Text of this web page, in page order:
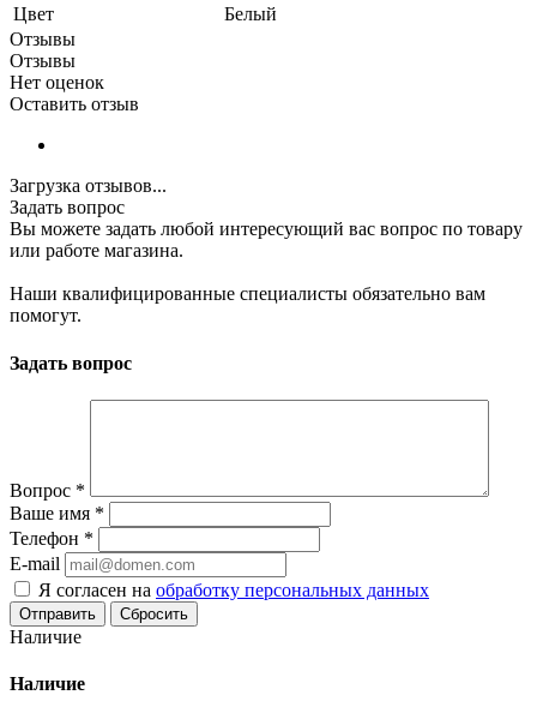
Цвет
Белый
Отзывы
Отзывы
Нет оценок
Оставить отзыв
Загрузка отзывов...
Задать вопрос
Вы можете задать любой интересующий вас вопрос по товару
или работе магазина.
Наши квалифицированные специалисты обязательно вам
помогут.
Задать вопрос
Вопрос *
Ваше имя *
Телефон *
E-mail
Я согласен на обработку персональных данных
Сбросить
Наличие
Наличие